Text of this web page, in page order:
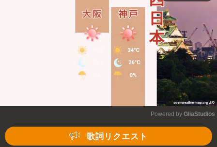
Mute
Powered by GliaStudios
歌詞リクエスト